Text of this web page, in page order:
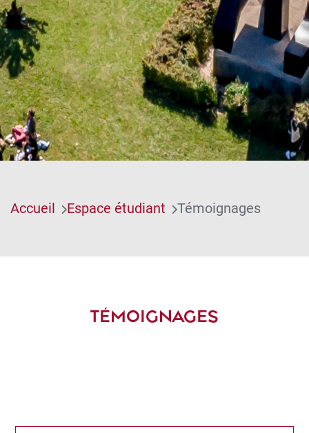
Accueil Espace étudiant Témoignages
TÉMOIGNAGES